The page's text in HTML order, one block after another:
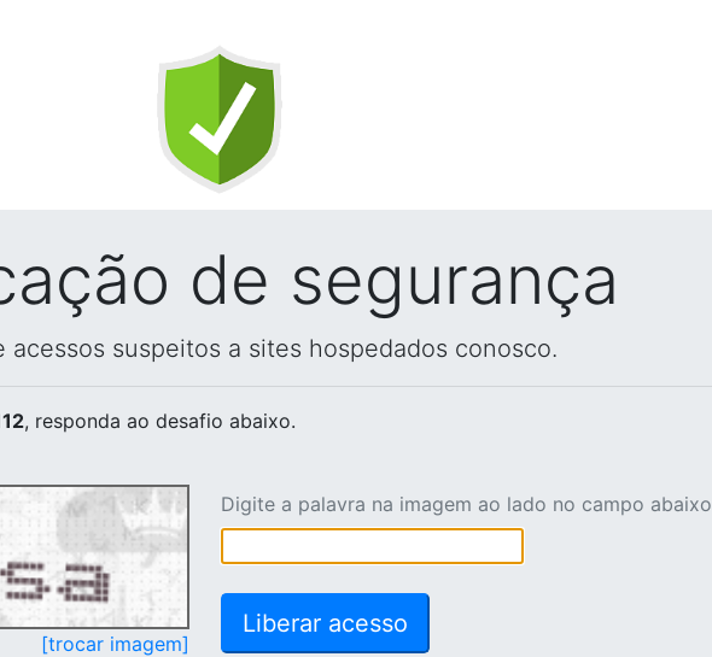
de segurança
suspeitos a sites hospedados conosco.
, responda ao desafio abaixo.
[trocar imagem]
Digite a palavra na imagem ao lado no campo abaixo